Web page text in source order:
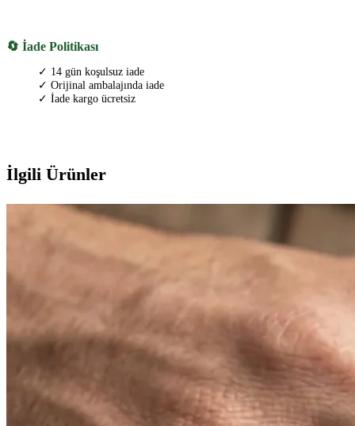
🔄 İade Politikası
✓ 14 gün koşulsuz iade
✓ Orijinal ambalajında iade
✓ İade kargo ücretsiz
İlgili Ürünler